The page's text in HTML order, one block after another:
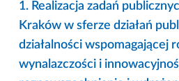
1. Realizacja zadań
Kraków w sferze działań
działalności wspomagającej
wynalazczości i